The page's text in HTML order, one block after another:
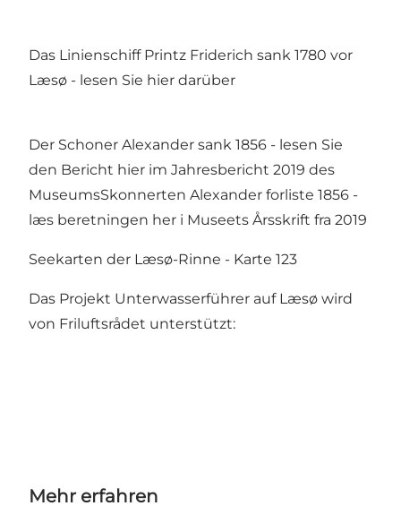
Das Linienschiff Printz Friderich sank 1780 vor
Læsø - lesen Sie hier darüber
Der Schoner Alexander sank 1856 - lesen Sie
den Bericht hier im Jahresbericht 2019 des
MuseumsSkonnerten Alexander forliste 1856 -
læs beretningen her i Museets Årsskrift fra 2019
Seekarten der Læsø-Rinne - Karte 123
Das Projekt Unterwasserführer auf Læsø wird
von Friluftsrådet unterstützt:
Mehr erfahren